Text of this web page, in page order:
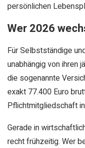
persönlichen
Wer 2026
Für Selbstständige
unabhängig von ihren
die sogenannte
exakt 77.400 Euro
Pflichtmitgliedschaft
Gerade in
recht frühzeitig. Wer